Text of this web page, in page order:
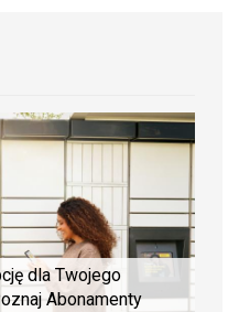
dla Twojego
Abonamenty